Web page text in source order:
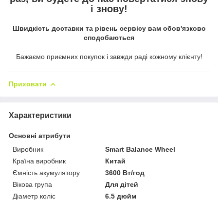
і знову!
Швидкість доставки та рівень сервісу вам обов'язково
сподобаються
Бажаємо приємних покупок і завжди раді кожному клієнту!
Приховати
Характеристики
Основні атрибути
Виробник
Smart Balance Wheel
Країна виробник
Китай
Ємність акумулятору
3600 Вт/год
Вікова група
Для дітей
Діаметр коліс
6.5 дюйм